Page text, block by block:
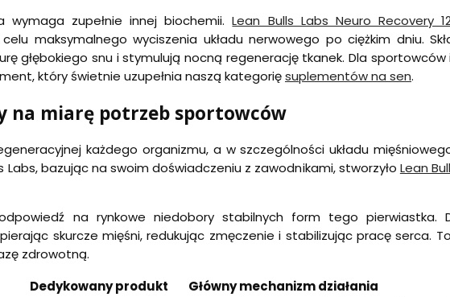
wymaga zupełnie innej biochemii.Lean Bulls Labs Neuro Recovery
maksymalnego wyciszenia układu nerwowego po ciężkim dniu.
głębokiego snu i stymulują nocną regenerację tkanek. Dla
który świetnie uzupełnia naszą kategorięsuplementów na sen.
na miarę potrzeb sportowców
każdego organizmu, a w szczególności układu
Labs, bazując na swoim doświadczeniu z zawodnikami, stworzyło Lean
na rynkowe niedobory stabilnych form tego pierwiastka.
skurcze mięśni, redukując zmęczenie i stabilizując pracę serca.
zdrowotną.
Dedykowany produkt
Główny mechanizm działania